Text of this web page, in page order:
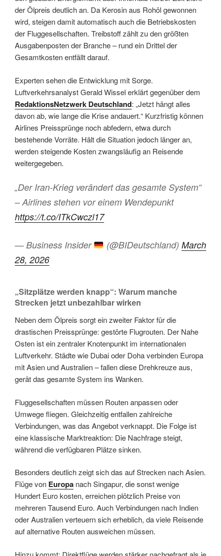
der Ölpreis deutlich an. Da Kerosin aus Rohöl gewonnen
wird, steigen damit automatisch auch die Betriebskosten
der Fluggesellschaften. Treibstoff zählt zu den größten
Ausgabenposten der Branche – rund ein Drittel der
Gesamtkosten entfällt darauf.
Experten sehen die Entwicklung mit Sorge.
Luftverkehrsanalyst Gerald Wissel erklärt gegenüber dem
RedaktionsNetzwerk Deutschland: „Jetzt hängt alles
davon ab, wie lange die Krise andauert.“ Kurzfristig können
Airlines Preissprünge noch abfedern, etwa durch
bestehende Vorräte. Hält die Situation jedoch länger an,
werden steigende Kosten zwangsläufig an Reisende
weitergegeben.
„Der Iran-Krieg verändert das gesamte System“
– Airlines stehen vor einem Wendepunkt
https://t.co/ITkCwczl17
— Business Insider (@BIDeutschland) March
28, 2026
„Sitzplätze werden knapp“: Warum manche
Strecken jetzt unbezahlbar wirken
Neben dem Ölpreis sorgt ein zweiter Faktor für die
drastischen Preissprünge: gestörte Flugrouten. Der Nahe
Osten ist ein zentraler Knotenpunkt im internationalen
Luftverkehr. Städte wie Dubai oder Doha verbinden Europa
mit Asien und Australien – fallen diese Drehkreuze aus,
gerät das gesamte System ins Wanken.
Fluggesellschaften müssen Routen anpassen oder
Umwege fliegen. Gleichzeitig entfallen zahlreiche
Verbindungen, was das Angebot verknappt. Die Folge ist
eine klassische Marktreaktion: Die Nachfrage steigt,
während die verfügbaren Plätze sinken.
Besonders deutlich zeigt sich das auf Strecken nach Asien.
Flüge von Europa nach Singapur, die sonst wenige
Hundert Euro kosten, erreichen plötzlich Preise von
mehreren Tausend Euro. Auch Verbindungen nach Indien
oder Australien verteuern sich erheblich, da viele Reisende
auf alternative Routen ausweichen müssen.